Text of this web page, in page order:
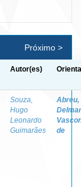
Próximo >
Autor(es)
Souza,
Hugo
Leonardo
Guimarães
Abreu,
de